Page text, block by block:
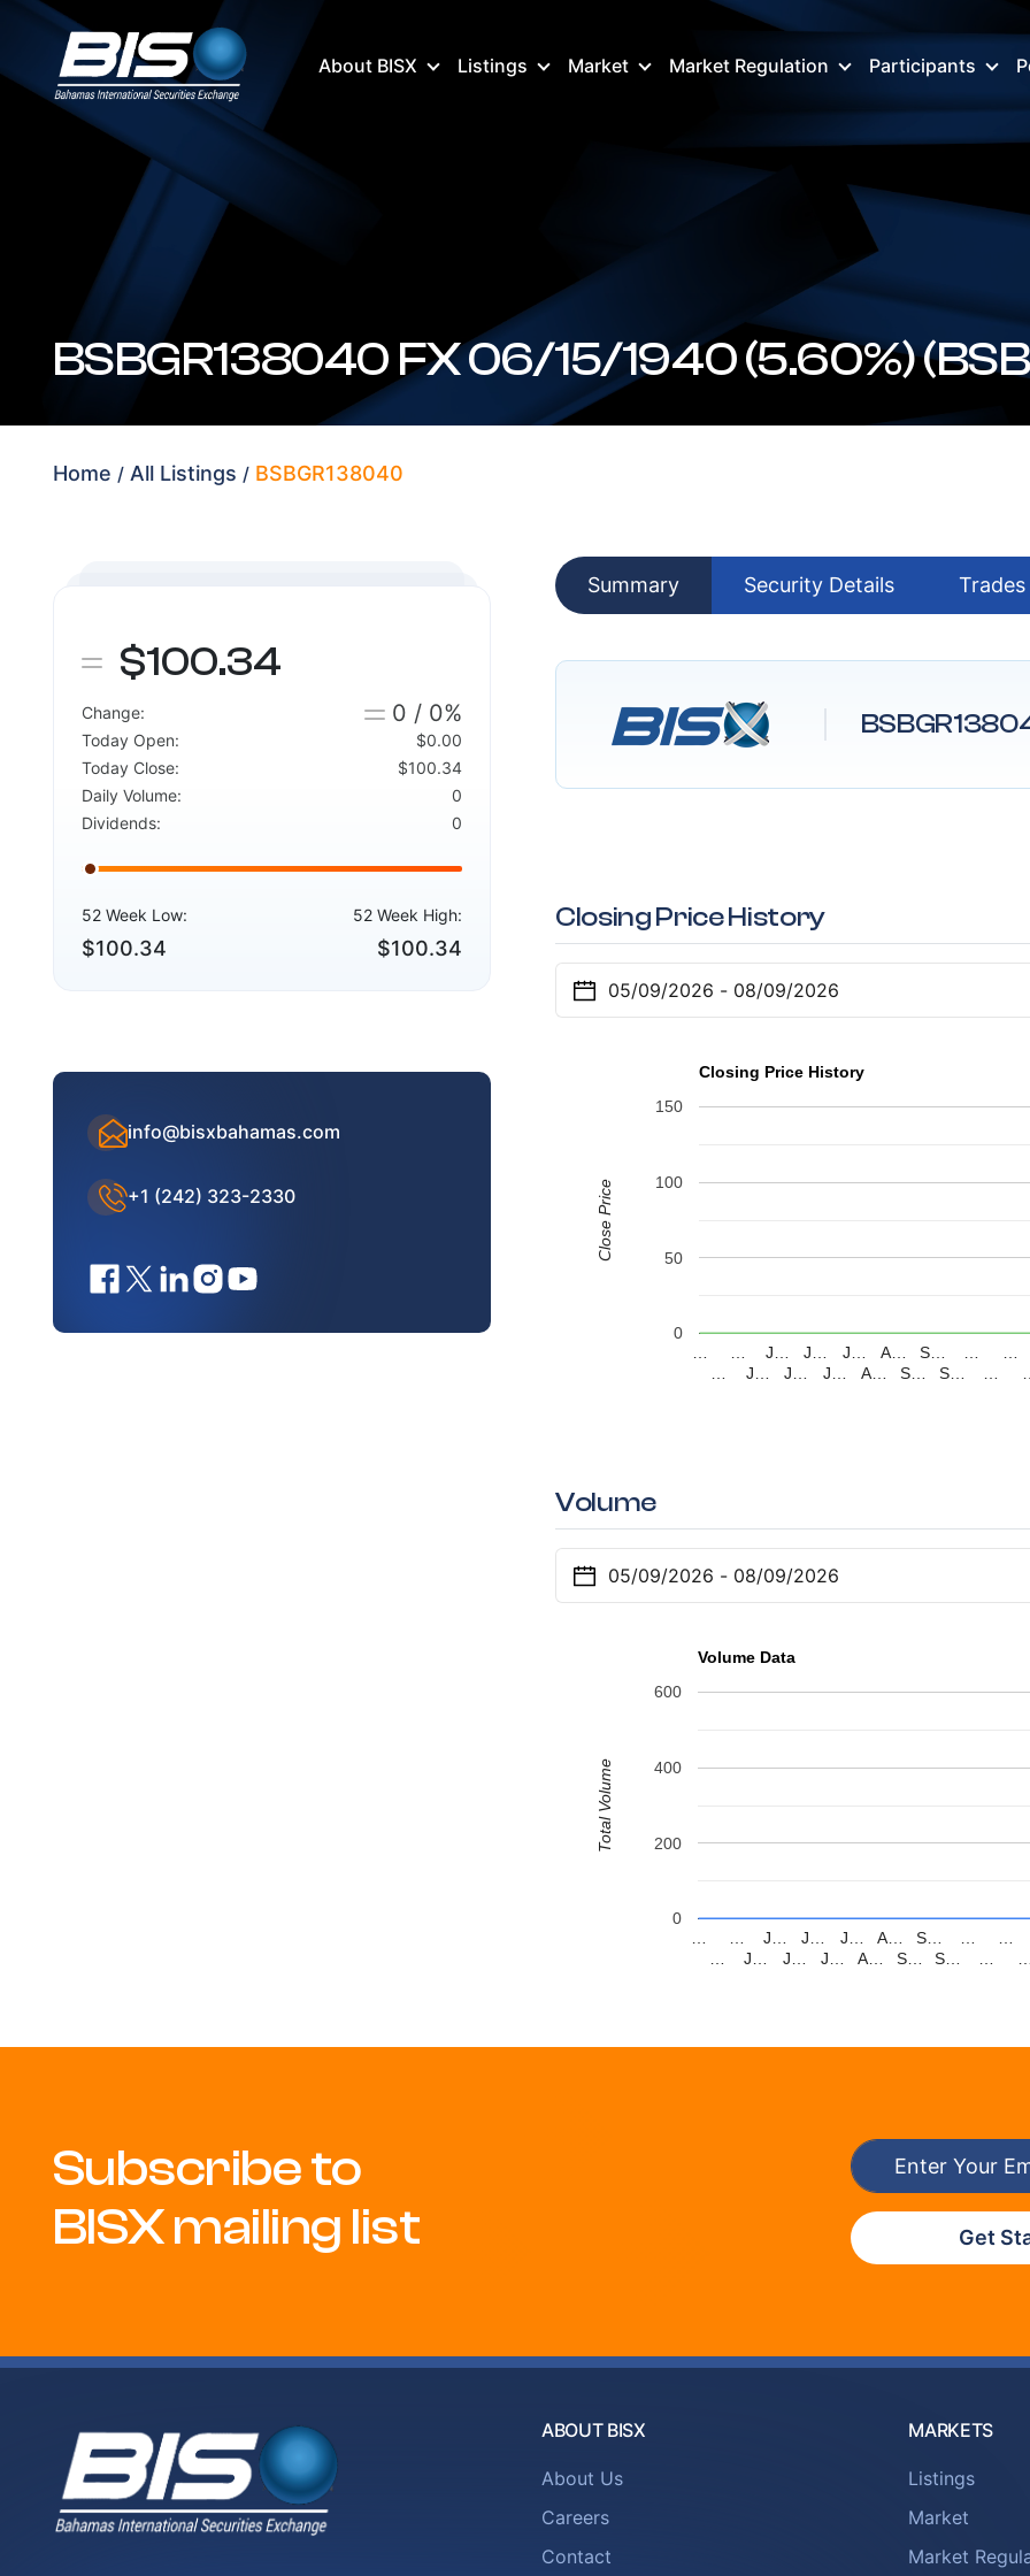
About BISX Listings Market Market Regulation Participants
BSBGR138040 FX 06/15/
Home All Listings BSBGR138040
$100.34
Change: 0 / 0%
Today Open:
$0.00
Today Close:
$100.34
Daily Volume:
0
Dividends:
0
52 Week Low:
$100.34
52 Week High:
$100.34
info@bisxbahamas.com
+1 (242) 323-2330
Summary Security Details Trades
Closing Price History
Closing Price History
J…
J…
J…
J…
J…
J…
A…
A…
S…
S…
S…
0
50
100
150
Close Price
Volume
Volume Data
J…
J…
J…
J…
J…
J…
A…
A…
S…
S…
S…
0
200
400
600
Total Volume
Subscribe to
BISX mailing list
Get
ABOUT BISX
About Us
Careers
Contact
MARKETS
Listings
Market
Market